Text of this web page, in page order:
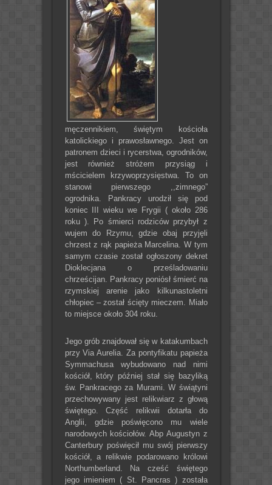
męczennikiem, świętym kościoła
katolickiego i prawosławnego. Jest on
patronem dzieci i rycerstwa, ogrodników,
jest również stróżem przysiąg i
mścicielem krzywoprzysięstwa. To on
stanowi pierwszego ,,zimnego”
ogrodnika. Pankracy urodził się pod
koniec III wieku we Frygii ( około 286
roku ).
Po śmierci rodziców przybył z
wujem do Rzymu, gdzie obaj przyjęli
chrzest z rąk papieża Marcelina. W tym
samym czasie został ogłoszony dekret
Dioklecjana o prześladowaniu
chrześcijan. Pankracy poniósł śmierć na
rzymskiej arenie jako kilkunastoletni
chłopiec – został ścięty mieczem. Miało
to miejsce około 304 roku.
Jego grób znajdował się w katakumbach
przy Via Aurelia. Za pontyfikatu papieża
Symmachusa wybudowano nad nimi
kościół, który później stał się bazyliką
św. Pankracego za Murami. W świątyni
przechowywany jest relikwiarz z głową
świętego. Część relikwii dotarła do
Anglii, gdzie poświęcono mu wiele
narodowych kościołów. Abp Augustyn z
Canterbury poświęcił mu swój pierwszy
kościół, a relikwie podarowano królowi
Northumberland. Na cześć świętego
jego imieniem ( St. Pancras ) została